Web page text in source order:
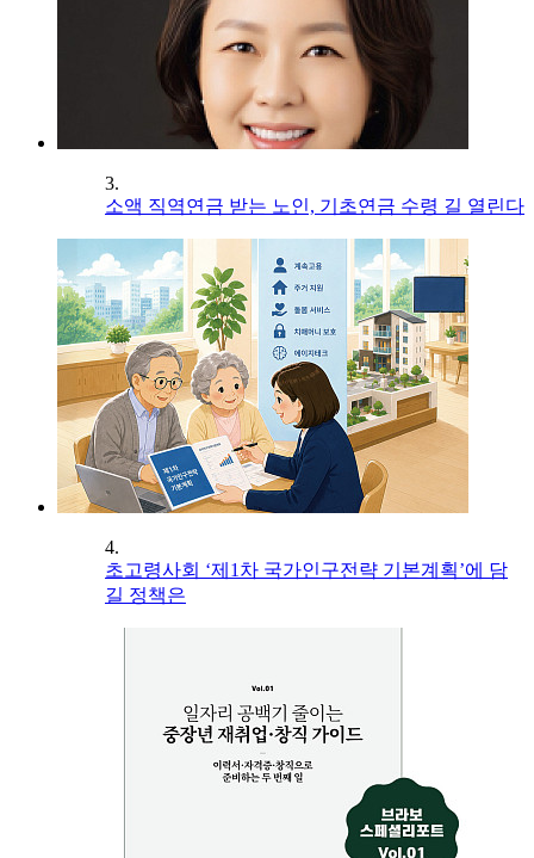
3.
소액 직역연금 받는 노인, 기초연금 수령 길 열린다
4.
초고령사회 ‘제1차 국가인구전략 기본계획’에 담
길 정책은